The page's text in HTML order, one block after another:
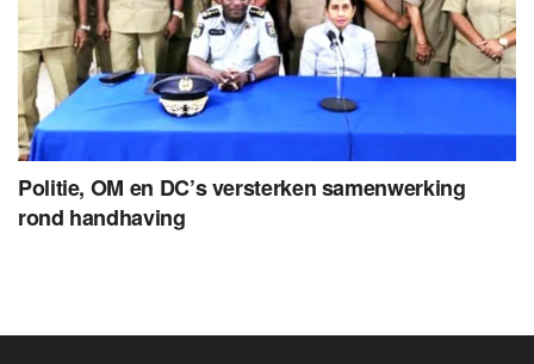
Politie, OM en DC’s versterken samenwerking
rond handhaving